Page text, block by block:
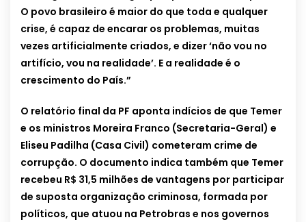
O povo brasileiro é maior do que toda e qualquer
crise, é capaz de encarar os problemas, muitas
vezes artificialmente criados, e dizer ‘não vou no
artifício, vou na realidade’. E a realidade é o
crescimento do País.”
O relatório final da PF aponta indícios de que Temer
e os ministros Moreira Franco (Secretaria-Geral) e
Eliseu Padilha (Casa Civil) cometeram crime de
corrupção. O documento indica também que Temer
recebeu R$ 31,5 milhões de vantagens por participar
de suposta organização criminosa, formada por
políticos, que atuou na Petrobras e nos governos